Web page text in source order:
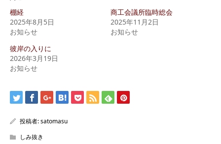
棚経
2025年8月5日
お知らせ
商工会議所臨時総会
2025年11月2日
お知らせ
彼岸の入りに
2026年3月19日
お知らせ
投稿者:satomasu
しみ抜き